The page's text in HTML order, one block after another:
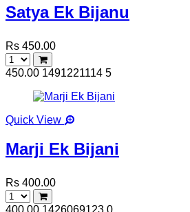
Satya Ek Bijanu
Rs 450.00
450.00 1491221114 5
Quick View
Marji Ek Bijani
Rs 400.00